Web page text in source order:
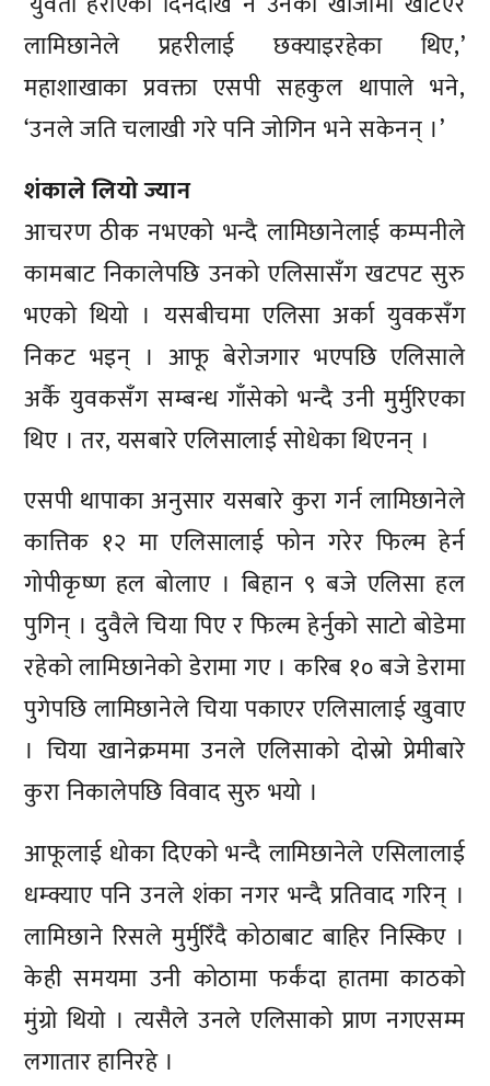
लामिछानेले प्रहरीलाई छक्याइरहेका थिए,’
महाशाखाका प्रवक्ता एसपी सहकुल थापाले भने,
‘उनले जति चलाखी गरे पनि जोगिन भने सकेनन् ।’
शंकाले लियो ज्यान
आचरण ठीक नभएको भन्दै लामिछानेलाई कम्पनीले
कामबाट निकालेपछि उनको एलिसासँग खटपट सुरु
भएको थियो । यसबीचमा एलिसा अर्का युवकसँग
निकट भइन् । आफू बेरोजगार भएपछि एलिसाले
अर्कै युवकसँग सम्बन्ध गाँसेको भन्दै उनी मुर्मुरिएका
थिए । तर, यसबारे एलिसालाई सोधेका थिएनन् ।
एसपी थापाका अनुसार यसबारे कुरा गर्न लामिछानेले
कात्तिक १२ मा एलिसालाई फोन गरेर फिल्म हेर्न
गोपीकृष्ण हल बोलाए । बिहान ९ बजे एलिसा हल
पुगिन् । दुवैले चिया पिए र फिल्म हेर्नुको साटो बोडेमा
रहेको लामिछानेको डेरामा गए । करिब १० बजे डेरामा
पुगेपछि लामिछानेले चिया पकाएर एलिसालाई खुवाए
। चिया खानेक्रममा उनले एलिसाको दोस्रो प्रेमीबारे
कुरा निकालेपछि विवाद सुरु भयो ।
आफूलाई धोका दिएको भन्दै लामिछानेले एसिलालाई
धम्क्याए पनि उनले शंका नगर भन्दै प्रतिवाद गरिन् ।
लामिछाने रिसले मुर्मुरिँदै कोठाबाट बाहिर निस्किए ।
केही समयमा उनी कोठामा फर्कंदा हातमा काठको
मुंग्रो थियो । त्यसैले उनले एलिसाको प्राण नगएसम्म
लगातार हानिरहे ।